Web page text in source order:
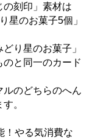
刻印」素材は
星のお菓子5個」
り星のお菓子」
と同一のカード
のどちらのへん
。
！やる気消費な